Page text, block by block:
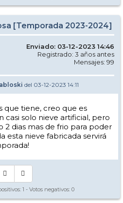
[Temporada 2023-2024]
Enviado: 03-12-2023 14:46
Registrado: 3 años antes
Mensajes: 99
del 03-12-2023 14:11
que tiene, creo que es
casi solo nieve artificial, pero
2 dias mas de frio para poder
esta nieve fabricada servirá
1 - Votos negativos: 0